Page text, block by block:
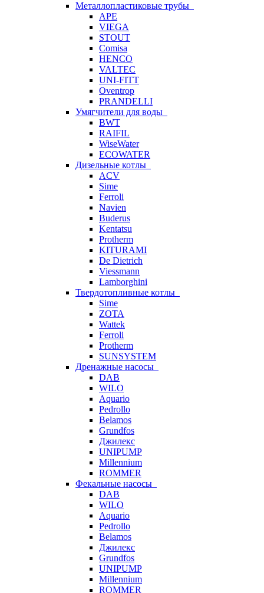
Металлопластиковые трубы
APE
VIEGA
STOUT
Comisa
HENCO
VALTEC
UNI-FITT
Oventrop
PRANDELLI
Умягчители для воды
BWT
RAIFIL
WiseWater
ECOWATER
Дизельные котлы
ACV
Sime
Ferroli
Navien
Buderus
Kentatsu
Protherm
KITURAMI
De Dietrich
Viessmann
Lamborghini
Твердотопливные котлы
Sime
ZOTA
Wattek
Ferroli
Protherm
SUNSYSTEM
Дренажные насосы
DAB
WILO
Aquario
Pedrollo
Belamos
Grundfos
Джилекс
UNIPUMP
Millennium
ROMMER
Фекальные насосы
DAB
WILO
Aquario
Pedrollo
Belamos
Джилекс
Grundfos
UNIPUMP
Millennium
ROMMER